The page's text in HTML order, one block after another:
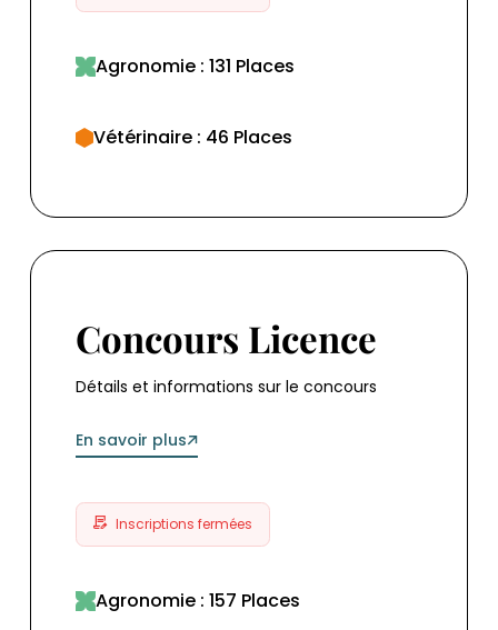
Agronomie : 131 Places
Vétérinaire : 46 Places
Concours Licence
Concours Licence
Détails et informations sur le concours
En savoir plus
Inscriptions fermées
Agronomie : 157 Places